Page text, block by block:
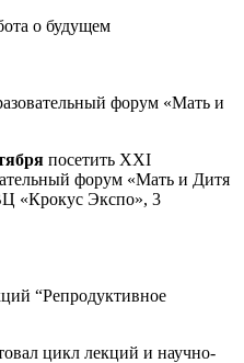
о будущем
форум «Мать и
посетить XXI
форум «Мать и Дитя
«Крокус Экспо», 3
“Репродуктивное
цикл лекций и научно-